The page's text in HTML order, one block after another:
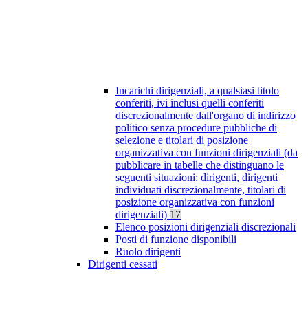
Incarichi dirigenziali, a qualsiasi titolo
conferiti, ivi inclusi quelli conferiti
discrezionalmente dall'organo di indirizzo
politico senza procedure pubbliche di
selezione e titolari di posizione
organizzativa con funzioni dirigenziali (da
pubblicare in tabelle che distinguano le
seguenti situazioni: dirigenti, dirigenti
individuati discrezionalmente, titolari di
posizione organizzativa con funzioni
dirigenziali) 17
Elenco posizioni dirigenziali discrezionali
Posti di funzione disponibili
Ruolo dirigenti
Dirigenti cessati